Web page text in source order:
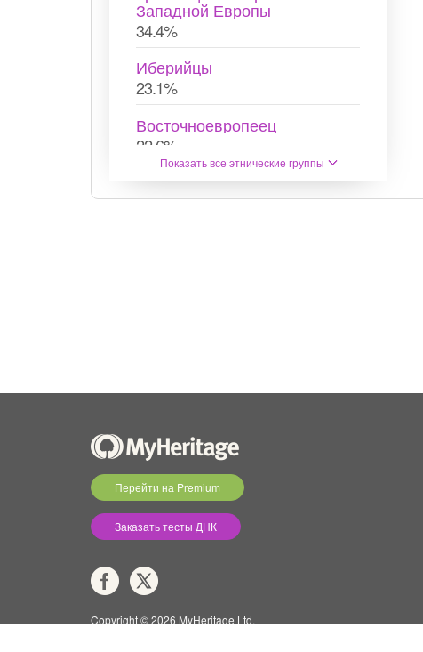
Западной Европы
34.4%
Иберийцы
23.1%
Восточноевропеец
22.6%
Показать все этнические группы
Перейти на Premium
Заказать тесты ДНК
Copyright © 2026 MyHeritage Ltd.